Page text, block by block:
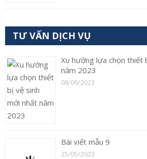
TƯ VẤN DỊCH VỤ
Xu hướng lựa chọn thiết
năm 2023
08/09/2023
Bài viết mẫu 9
25/05/2023